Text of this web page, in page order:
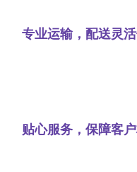
专业运输，配送灵
贴心服务，保障客